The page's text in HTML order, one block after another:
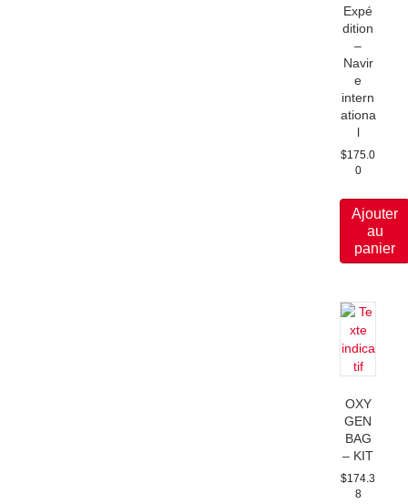
Expé
dition
–
Navir
e
intern
ationa
l
$175.0
0
Ajouter
au
panier
OXY
GEN
BAG
– KIT
$174.3
8